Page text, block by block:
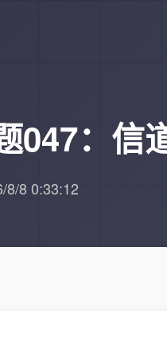
047：信
8/8 0:33:12